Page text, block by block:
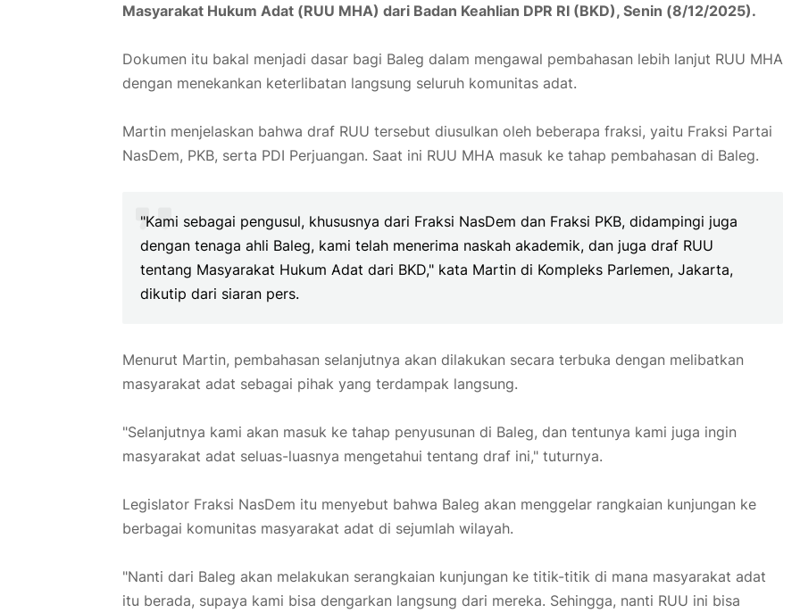
Masyarakat Hukum Adat (RUU MHA) dari Badan Keahlian DPR RI (BKD), Senin (8/12/2025).
Dokumen itu bakal menjadi dasar bagi Baleg dalam mengawal pembahasan lebih lanjut RUU MHA
dengan menekankan keterlibatan langsung seluruh komunitas adat.
Martin menjelaskan bahwa draf RUU tersebut diusulkan oleh beberapa fraksi, yaitu Fraksi Partai
NasDem, PKB, serta PDI Perjuangan. Saat ini RUU MHA masuk ke tahap pembahasan di Baleg.
"Kami sebagai pengusul, khususnya dari Fraksi NasDem dan Fraksi PKB, didampingi juga
dengan tenaga ahli Baleg, kami telah menerima naskah akademik, dan juga draf RUU
tentang Masyarakat Hukum Adat dari BKD," kata Martin di Kompleks Parlemen, Jakarta,
dikutip dari siaran pers.
Menurut Martin, pembahasan selanjutnya akan dilakukan secara terbuka dengan melibatkan
masyarakat adat sebagai pihak yang terdampak langsung.
"Selanjutnya kami akan masuk ke tahap penyusunan di Baleg, dan tentunya kami juga ingin
masyarakat adat seluas-luasnya mengetahui tentang draf ini," tuturnya.
Legislator Fraksi NasDem itu menyebut bahwa Baleg akan menggelar rangkaian kunjungan ke
berbagai komunitas masyarakat adat di sejumlah wilayah.
"Nanti dari Baleg akan melakukan serangkaian kunjungan ke titik-titik di mana masyarakat adat
itu berada, supaya kami bisa dengarkan langsung dari mereka. Sehingga, nanti RUU ini bisa